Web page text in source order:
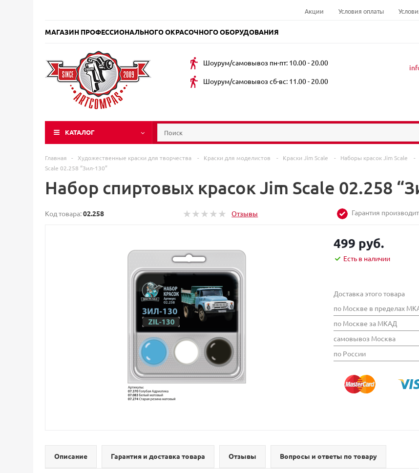
Акции Условия оплаты
МАГАЗИН ПРОФЕССИОНАЛЬНОГО ОКРАСОЧНОГО ОБОРУДОВАНИЯ
Шоурум/самовывоз пн-пт: 10.00 - 20.00
Шоурум/самовывоз сб-вс: 11.00 - 20.00
КАТАЛОГ
Главная - Художественные краски для творчества - Краски для моделистов - Краски Jim Scale - Наборы красок Jim Scale -
Scale 02.258 “Зил-130”
Набор спиртовых красок Jim Scale 02.258
Код товара:02.258 Отзывы Гарантия
499 руб.
Есть в наличии
Доставка этого товара
по Москве в пределах
по Москве за МКАД
самовывоз Москва
по России
Описание Гарантия и доставка товара Отзывы Вопросы и ответы по товару